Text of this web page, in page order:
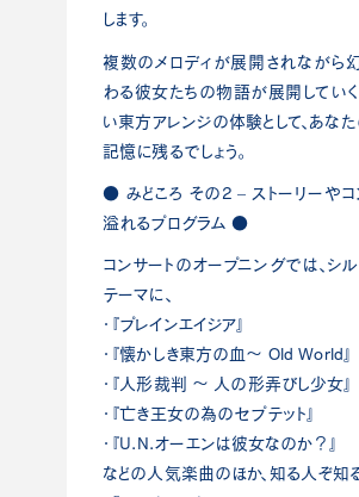
します。
複数のメロディが展開されながら
わる彼女たちの物語が展開していく
い東方アレンジの体験として、あな
記憶に残るでしょう。
● みどころ その2 – ストーリーやコ
溢れるプログラム ●
コンサートのオープニングでは、シ
テーマに、
・『プレインエイジア』
・『懐かしき東方の血〜 Old World』
・『人形裁判 〜 人の形弄びし少女』
・『亡き王女の為のセプテット』
・『U.N.オーエンは彼女なのか？』
などの人気楽曲のほか、知る人ぞ知